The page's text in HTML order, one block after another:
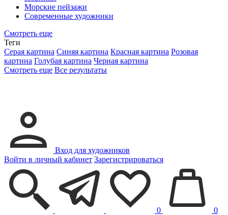
Морские пейзажи
Современные художники
Смотреть еще
Теги
Серая картина Синяя картина Красная картина Розовая
картина Голубая картина Черная картина
Смотреть еще Все результаты
Вход для художников
Войти в личный кабинет Зарегистрироваться
0 0